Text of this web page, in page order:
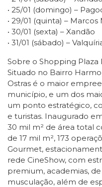
• 25/01 (domingo) –
• 29/01 (quinta) – Marcos
• 30/01 (sexta) – Xandão
• 31/01 (sábado) –
Sobre o Shopping Plaza
Situado no Bairro
Ostras é o maior
município, e um dos
um ponto estratégico,
e turistas. Inaugurado
30 mil m² de área total
de 17 mil m², 173
Gourmet,
rede CineShow, com
premium, academias,
musculação, além de